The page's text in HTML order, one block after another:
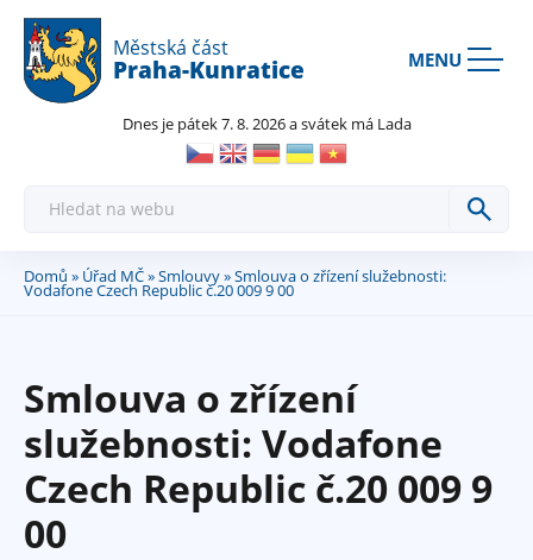
Městská část
Praha-Kunratice
Dnes je pátek 7. 8. 2026 a svátek má Lada
a
t
MENU
Jste
Domů » Úřad MČ»Smlouvy» Smlouva o zřízení služebnosti:
Vodafone Czech Republic č.20 009 9 00
Smlouva o zřízení
služebnosti: Vodafone
Czech Republic č.20 009 9
00